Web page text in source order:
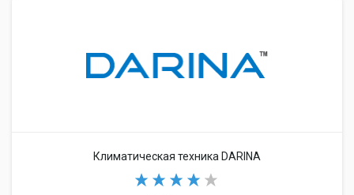
Климатическая техника DARINA